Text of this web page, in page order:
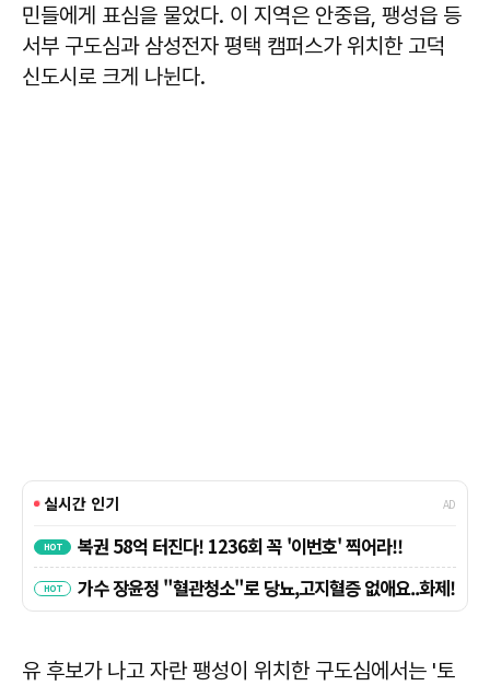
민들에게 표심을 물었다. 이 지역은 안중읍, 팽성읍 등
서부 구도심과 삼성전자 평택 캠퍼스가 위치한 고덕
신도시로 크게 나뉜다.
유 후보가 나고 자란 팽성이 위치한 구도심에서는 '토